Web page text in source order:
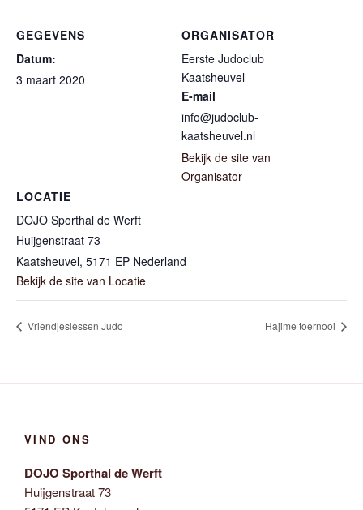
GEGEVENS
Datum:
3 maart 2020
LOCATIE
DOJO Sporthal de Werft
Huijgenstraat 73
Kaatsheuvel, 5171 EP Nederland
Bekijk de site van Locatie
ORGANISATOR
Eerste Judoclub
Kaatsheuvel
E-mail
info@judoclub-
kaatsheuvel.nl
Bekijk de site van
Organisator
Vriendjeslessen Judo Hajime toernooi
VIND ONS
DOJO Sporthal de Werft
Huijgenstraat 73